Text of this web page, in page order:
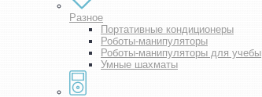
Разное
Портативные кондиционеры
Роботы-манипуляторы
Роботы-манипуляторы для учебы
Умные шахматы